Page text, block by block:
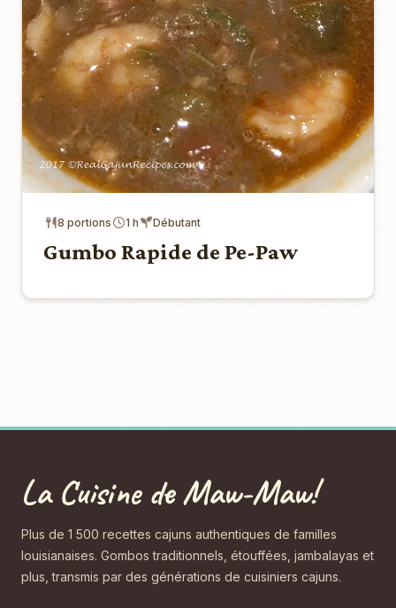
8 portions 1 h Débutant
Gumbo Rapide de Pe-Paw
La Cuisine de Maw-Maw!
Plus de 1 500 recettes cajuns authentiques de familles
louisianaises. Gombos traditionnels, étouffées, jambalayas et
plus, transmis par des générations de cuisiniers cajuns.